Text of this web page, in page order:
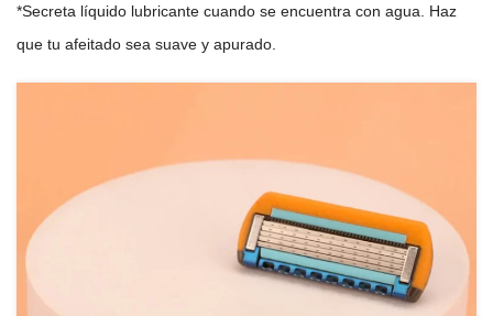
*Secreta líquido lubricante cuando se encuentra con agua. Haz
que tu afeitado sea suave y apurado.